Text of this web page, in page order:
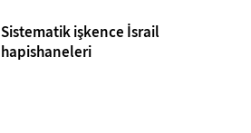
Sistematik işkence İsrail
hapishaneleri